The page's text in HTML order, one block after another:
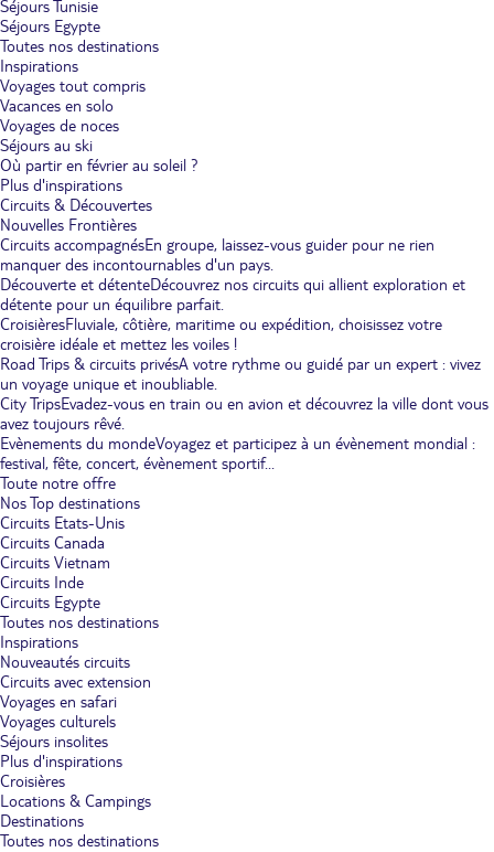
Séjours Tunisie
Séjours Egypte
Toutes nos destinations
Inspirations
Voyages tout compris
Vacances en solo
Voyages de noces
Séjours au ski
Où partir en février au soleil ?
Plus d'inspirations
Circuits & Découvertes
Nouvelles Frontières
Circuits accompagnésEn groupe, laissez-vous guider pour ne rien
manquer des incontournables d'un pays.
Découverte et détenteDécouvrez nos circuits qui allient exploration et
détente pour un équilibre parfait.
CroisièresFluviale, côtière, maritime ou expédition, choisissez votre
croisière idéale et mettez les voiles !
Road Trips & circuits privésA votre rythme ou guidé par un expert : vivez
un voyage unique et inoubliable.
City TripsEvadez-vous en train ou en avion et découvrez la ville dont vous
avez toujours rêvé.
Evènements du mondeVoyagez et participez à un évènement mondial :
festival, fête, concert, évènement sportif...
Toute notre offre
Nos Top destinations
Circuits Etats-Unis
Circuits Canada
Circuits Vietnam
Circuits Inde
Circuits Egypte
Toutes nos destinations
Inspirations
Nouveautés circuits
Circuits avec extension
Voyages en safari
Voyages culturels
Séjours insolites
Plus d'inspirations
Croisières
Locations & Campings
Destinations
Toutes nos destinations